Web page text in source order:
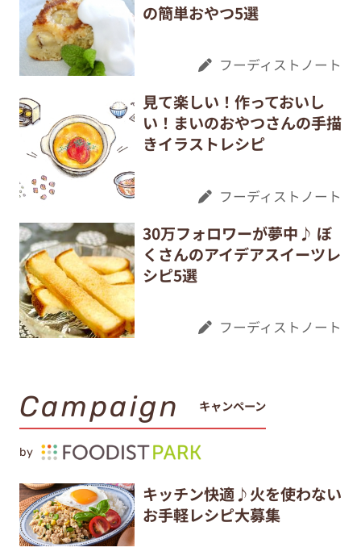
の簡単おやつ5選
フーディストノート
見て楽しい！作っておいし
い！まいのおやつさんの手描
きイラストレシピ
フーディストノート
30万フォロワーが夢中♪ ぼ
くさんのアイデアスイーツレ
シピ5選
フーディストノート
Campaign キャンペーン
by
キッチン快適♪火を使わない
お手軽レシピ大募集